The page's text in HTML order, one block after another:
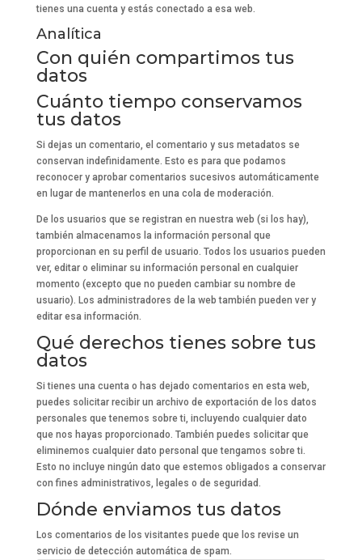
tienes una cuenta y estás conectado a esa web.
Analítica
Con quién compartimos tus
datos
Cuánto tiempo conservamos
tus datos
Si dejas un comentario, el comentario y sus metadatos se
conservan indefinidamente. Esto es para que podamos
reconocer y aprobar comentarios sucesivos automáticamente
en lugar de mantenerlos en una cola de moderación.
De los usuarios que se registran en nuestra web (si los hay),
también almacenamos la información personal que
proporcionan en su perfil de usuario. Todos los usuarios pueden
ver, editar o eliminar su información personal en cualquier
momento (excepto que no pueden cambiar su nombre de
usuario). Los administradores de la web también pueden ver y
editar esa información.
Qué derechos tienes sobre tus
datos
Si tienes una cuenta o has dejado comentarios en esta web,
puedes solicitar recibir un archivo de exportación de los datos
personales que tenemos sobre ti, incluyendo cualquier dato
que nos hayas proporcionado. También puedes solicitar que
eliminemos cualquier dato personal que tengamos sobre ti.
Esto no incluye ningún dato que estemos obligados a conservar
con fines administrativos, legales o de seguridad.
Dónde enviamos tus datos
Los comentarios de los visitantes puede que los revise un
servicio de detección automática de spam.